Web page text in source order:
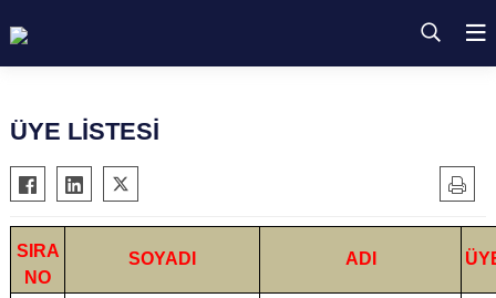
ÜYE LİSTESİ
SIRA
NO
SOYADI ADI